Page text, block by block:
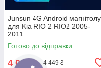
Junsun 4G Android магнітолу
для Kia RIO 2 RIO2 2005-
2011
Готово до відправки
4 004 ₴ 4 449 ₴